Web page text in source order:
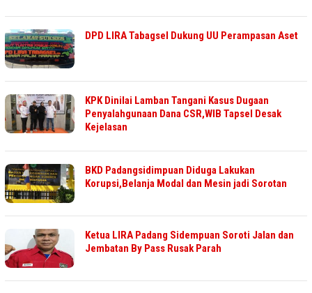
DPD LIRA Tabagsel Dukung UU Perampasan Aset
KPK Dinilai Lamban Tangani Kasus Dugaan
Penyalahgunaan Dana CSR,WIB Tapsel Desak
Kejelasan
BKD Padangsidimpuan Diduga Lakukan
Korupsi,Belanja Modal dan Mesin jadi Sorotan
Ketua LIRA Padang Sidempuan Soroti Jalan dan
Jembatan By Pass Rusak Parah